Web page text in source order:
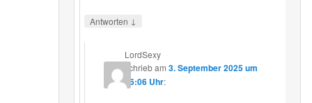
Antworten ↓
LordSexy
schriebam 3. September 2025 um
16:06 Uhr: